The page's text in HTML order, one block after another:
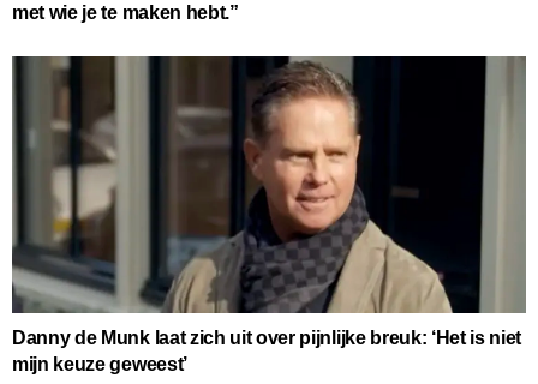
met wie je te maken hebt.”
Danny de Munk laat zich uit over pijnlijke breuk: ‘Het is niet
mijn keuze geweest’